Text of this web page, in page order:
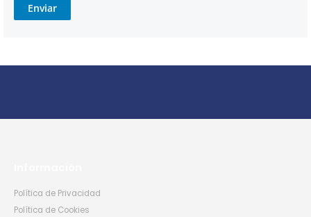
Enviar
Política de Privacidad
Política de Cookies